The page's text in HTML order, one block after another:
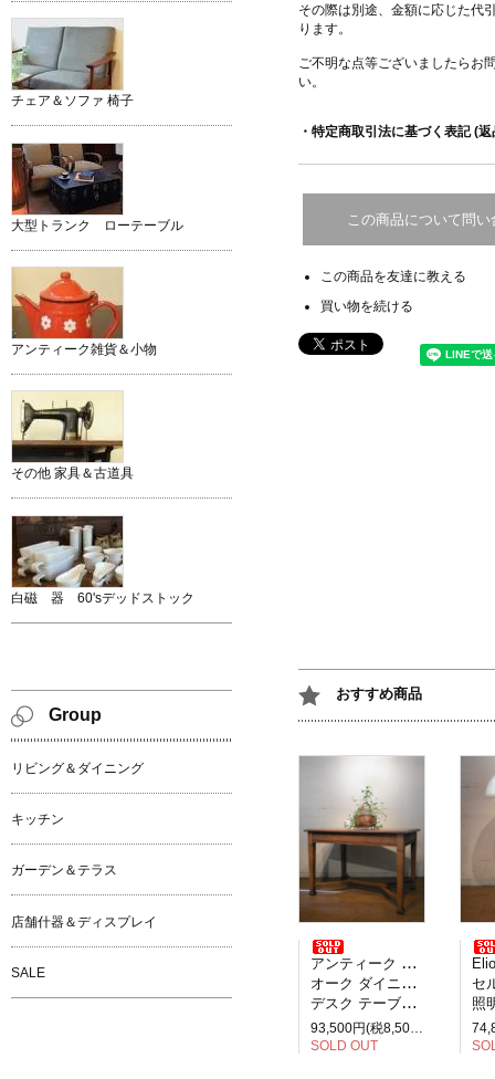
その際は別途、金額に応じた代
ります。
ご不明な点等ございましたらお
い。
・特定商取引法に基づく表記 (
この商品について問
この商品を友達に教える
買い物を続ける
おすすめ商品
アンティーク イギリス製
オーク ダイニングテーブル
デスク テーブル 2人掛け
93,500円(税8,500円)
SOLD OUT
Elio
セル
照明
チェア＆ソファ 椅子
大型トランク ローテーブル
アンティーク雑貨＆小物
その他 家具＆古道具
白磁 器 60'sデッドストック
Group
リビング＆ダイニング
キッチン
ガーデン＆テラス
店舗什器＆ディスプレイ
SALE